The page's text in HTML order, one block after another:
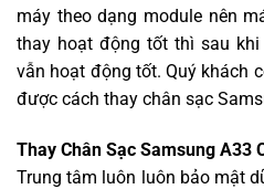
máy theo dạng module nên
thay hoạt động tốt thì sau
vẫn hoạt động tốt. Quý khách
được cách thay chân sạc
Thay Chân Sạc Samsung A33
Trung tâm luôn luôn bảo mật